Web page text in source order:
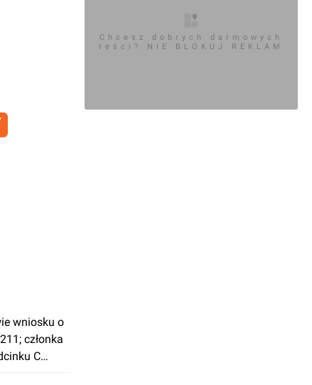
wniosku o
członka
C
Chcesz dobrych darmowych
teści? NIE BLOKUJ REKLAM